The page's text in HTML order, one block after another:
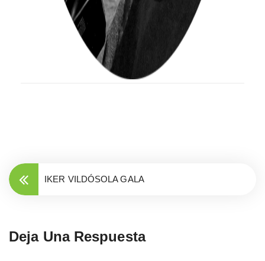
IKER VILDÓSOLA GALA
Deja Una Respuesta